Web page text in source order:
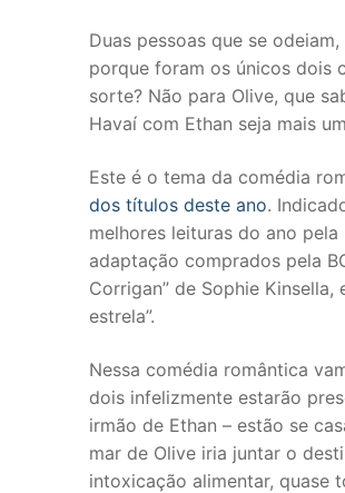
Duas pessoas que se
porque foram os únicos dois
sorte? Não para Olive, que
Havaí com Ethan seja mais
Este é o tema da comédia
dos títulos deste ano.
melhores leituras do ano
adaptação comprados pela
Corrigan” de Sophie
estrela”.
Nessa comédia romântica
dois infelizmente estarão
irmão de Ethan – estão se
mar de Olive iria juntar o
intoxicação alimentar, quase